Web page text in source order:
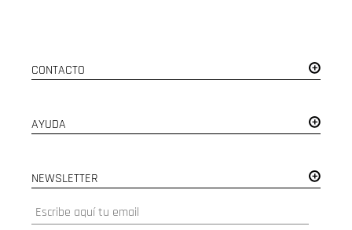
CONTACTO
AYUDA
NEWSLETTER